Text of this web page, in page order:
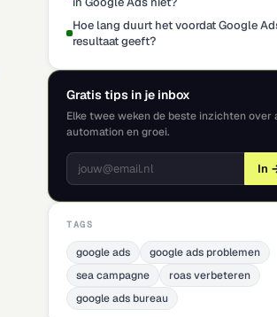
Hoe lang duurt het voordat Google
resultaat geeft?
Gratis tips in je inbox
Elke twee weken de beste inzichten over
automation en groei.
In
TAGS
google ads
google ads problemen
sea campagne
roas verbeteren
google ads bureau